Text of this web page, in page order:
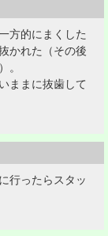
方的にまくした
かれた（その後
。
ままに抜歯して
行ったらスタッ